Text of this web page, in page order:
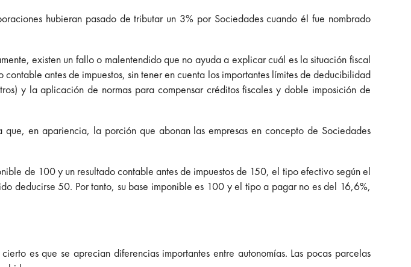
hubieran pasado de tributar un 3% por Sociedades cuando él fue nombrado
existen un fallo o malentendido que no ayuda a explicar cuál es la situación fiscal
antes de impuestos, sin tener en cuenta los importantes límites de deducibilidad
y la aplicación de normas para compensar créditos fiscales y doble imposición de
en apariencia, la porción que abonan las empresas en concepto de Sociedades
de 100 y un resultado contable antes de impuestos de 150, el tipo efectivo según el
deducirse 50. Por tanto, su base imponible es 100 y el tipo a pagar no es del 16,6%,
es que se aprecian diferencias importantes entre autonomías. Las pocas parcelas